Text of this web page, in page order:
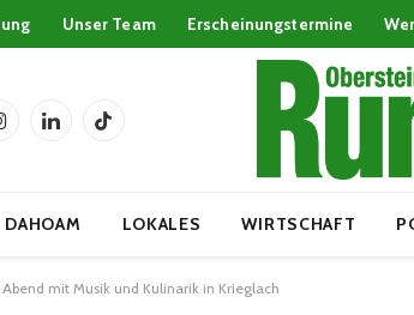
Unser Team Erscheinungstermine
LinkedInTikTok
DAHOAM LOKALES WIRTSCHAFT
Abend mit Musik und Kulinarik in Krieglach